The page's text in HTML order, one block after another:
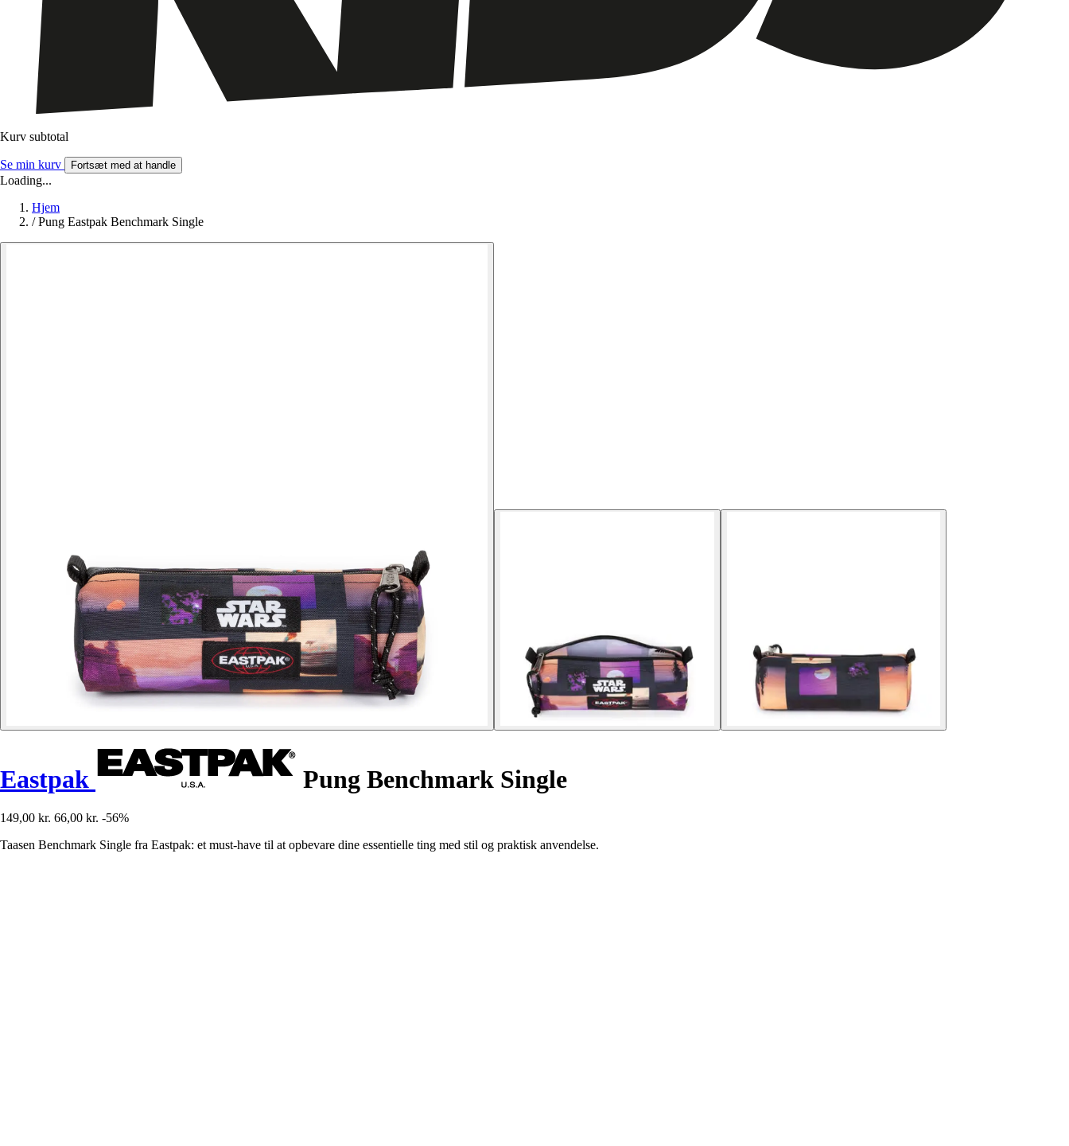
Kurv subtotal
Se min kurv Fortsæt med at handle
Loading...
Hjem
/ Pung Eastpak Benchmark Single
Eastpak Pung Benchmark Single
149,00 kr. 66,00 kr. -56%
Taasen Benchmark Single fra Eastpak: et must-have til at opbevare dine essentielle ting med stil og praktisk anvendelse.